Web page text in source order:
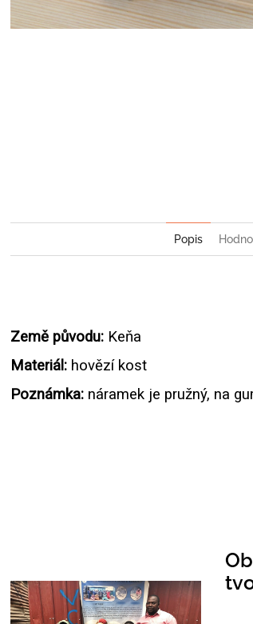
Popis
Země původu: Keňa
Materiál: hovězí kost
Poznámka: náramek je pružný, na